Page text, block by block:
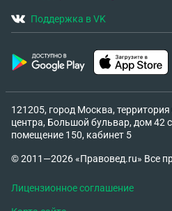
Поддержка в VK
121205, город Москва,
центра, Большой бульвар, дом 42
помещение 150, кабинет 5
© 2011—2026 «Правовед.ru» Все
Лицензионное соглашение